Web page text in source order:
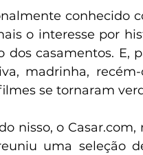
conhecido
o interesse por
dos casamentos.
madrinha,
se tornaram
nisso, o Casar.com,
uma seleção